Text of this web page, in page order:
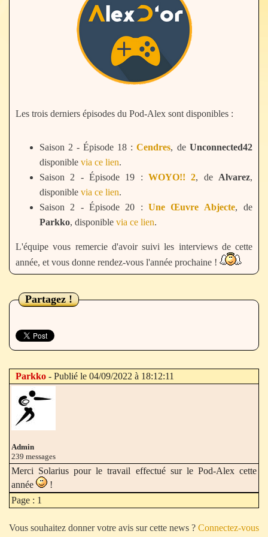
Les trois derniers épisodes du Pod-Alex sont disponibles :
Saison 2 - Épisode 18 : Cendres, de Unconnected42
disponible via ce lien.
Saison 2 - Épisode 19 : WOYO!! 2, de Alvarez,
disponible via ce lien.
Saison 2 - Épisode 20 : Une Œuvre Abjecte, de
Parkko, disponible via ce lien.
L'équipe vous remercie d'avoir suivi les interviews de cette
année, et vous donne rendez-vous l'année prochaine !
Partagez !
Page : 1
Parkko - Publié le 04/09/2022 à 18:12:11
Admin
239 messages
Merci Solarius pour le travail effectué sur le Pod-Alex cette
année
!
Vous souhaitez donner votre avis sur cette news ? Connectez-vous